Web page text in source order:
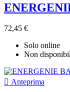
72,45 €
Solo online
Non
 Anteprima